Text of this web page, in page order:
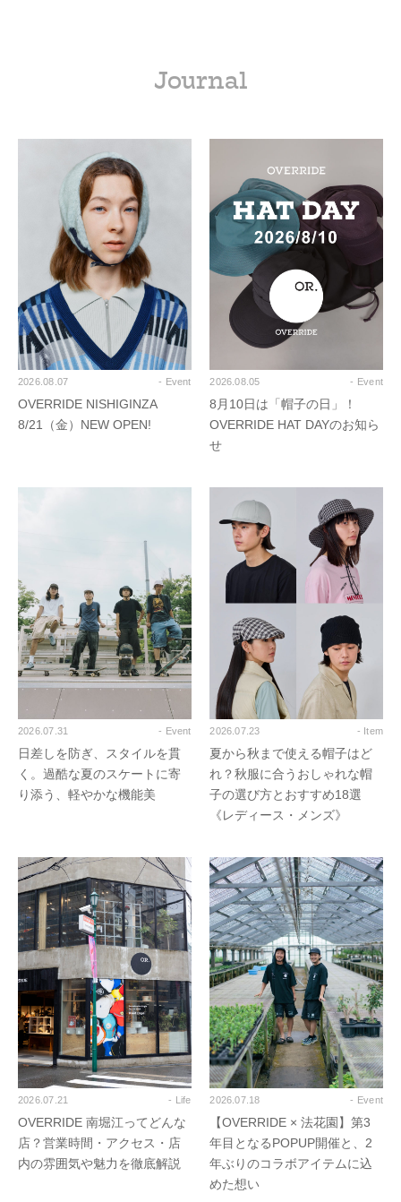
Journal
2026.08.07 - Event
OVERRIDE NISHIGINZA
8/21（金）NEW OPEN!
2026.08.05 - Event
8月10日は「帽子の日」！
OVERRIDE HAT DAYのお知ら
せ
2026.07.31 - Event
日差しを防ぎ、スタイルを貫
く。過酷な夏のスケートに寄
り添う、軽やかな機能美
2026.07.23 - Item
夏から秋まで使える帽子はど
れ？秋服に合うおしゃれな帽
子の選び方とおすすめ18選
《レディース・メンズ》
2026.07.21 - Life
OVERRIDE 南堀江ってどんな
店？営業時間・アクセス・店
内の雰囲気や魅力を徹底解説
2026.07.18 - Event
【OVERRIDE × 法花園】第3
年目となるPOPUP開催と、2
年ぶりのコラボアイテムに込
めた想い